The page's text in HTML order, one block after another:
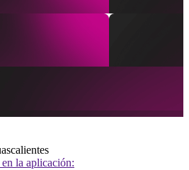
la aplicación: